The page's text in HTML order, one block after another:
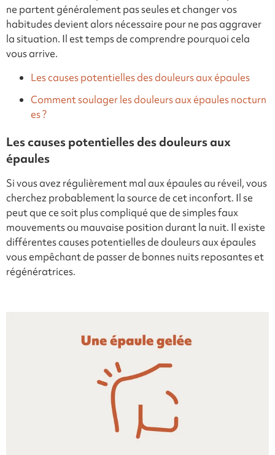
ne partent généralement pas seules et changer vos
habitudes devient alors nécessaire pour ne pas aggraver
la situation. Il est temps de comprendre pourquoi cela
vous arrive.
Les causes potentielles des douleurs aux épaules
Comment soulager les douleurs aux épaules nocturn
es ?
Les causes potentielles des douleurs aux
épaules
Si vous avez régulièrement mal aux épaules au réveil, vous
cherchez probablement la source de cet inconfort. Il se
peut que ce soit plus compliqué que de simples faux
mouvements ou mauvaise position durant la nuit. Il existe
différentes causes potentielles de douleurs aux épaules
vous empêchant de passer de bonnes nuits reposantes et
régénératrices.